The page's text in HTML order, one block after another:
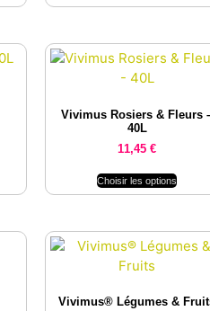
Vivimus Rosiers & Fleurs
40L
11,45 €
Choisir les options
Vivimus® Légumes &